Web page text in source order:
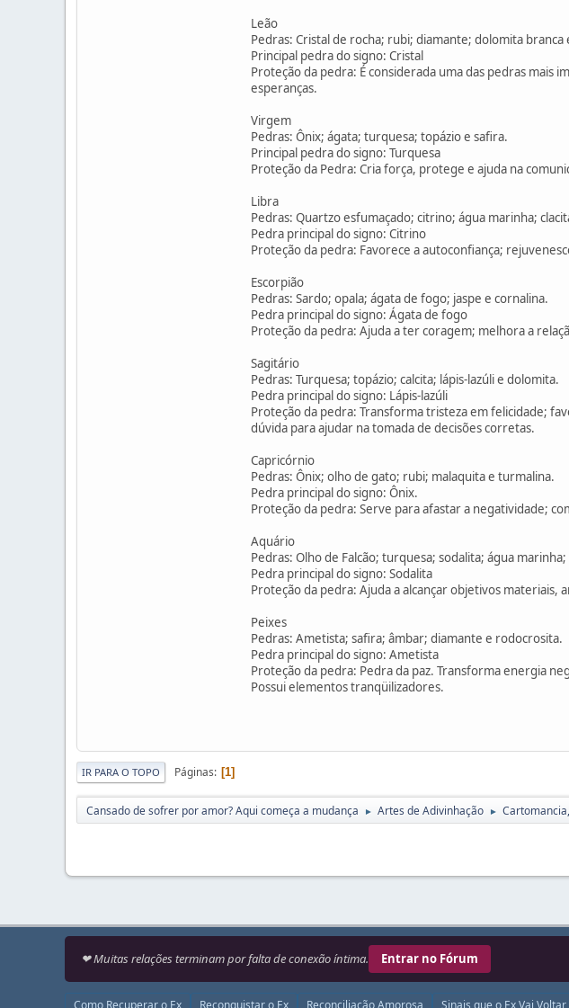
Leão
Pedras: Cristal de rocha; rubi; diamante; dolomita branca
Principal pedra do signo: Cristal
Proteção da pedra: É considerada uma das pedras mais
esperanças.
Virgem
Pedras: Ônix; ágata; turquesa; topázio e safira.
Principal pedra do signo: Turquesa
Proteção da Pedra: Cria força, protege e ajuda na
Libra
Pedras: Quartzo esfumaçado; citrino; água marinha;
Pedra principal do signo: Citrino
Proteção da pedra: Favorece a autoconfiança;
Escorpião
Pedras: Sardo; opala; ágata de fogo; jaspe e cornalina.
Pedra principal do signo: Ágata de fogo
Proteção da pedra: Ajuda a ter coragem; melhora a
Sagitário
Pedras: Turquesa; topázio; calcita; lápis-lazúli e dolomita.
Pedra principal do signo: Lápis-lazúli
Proteção da pedra: Transforma tristeza em felicidade;
dúvida para ajudar na tomada de decisões corretas.
Capricórnio
Pedras: Ônix; olho de gato; rubi; malaquita e turmalina.
Pedra principal do signo: Ônix.
Proteção da pedra: Serve para afastar a negatividade;
Aquário
Pedras: Olho de Falcão; turquesa; sodalita; água
Pedra principal do signo: Sodalita
Proteção da pedra: Ajuda a alcançar objetivos materiais,
Peixes
Pedras: Ametista; safira; âmbar; diamante e rodocrosita.
Pedra principal do signo: Ametista
Proteção da pedra: Pedra da paz. Transforma energia
Possui elementos tranqüilizadores.
IR PARA O TOPO Páginas 1
Cansado de sofrer por amor? Aqui começa a mudança ► Artes de Adivinhação ►
❤ Muitas relações terminam por falta de conexão íntima. Entrar no Fórum